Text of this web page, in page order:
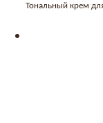
Тональный крем